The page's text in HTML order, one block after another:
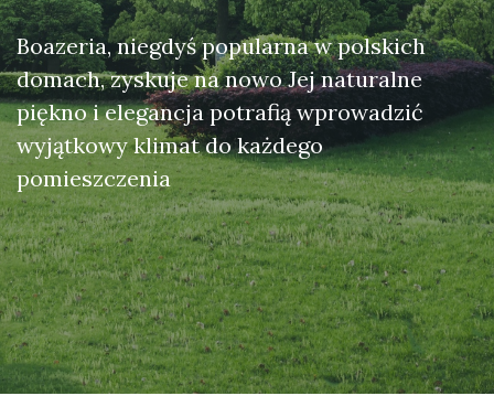
Boazeria, niegdyś popularna w polskich
domach, zyskuje na nowo Jej naturalne
piękno i elegancja potrafią wprowadzić
wyjątkowy klimat do każdego
pomieszczenia